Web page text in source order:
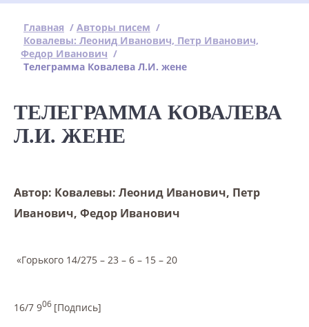
Главная / Авторы писем /
Ковалевы: Леонид Иванович, Петр Иванович,
Федор Иванович /
Телеграмма Ковалева Л.И. жене
ТЕЛЕГРАММА КОВАЛЕВА
Л.И. ЖЕНЕ
Автор: Ковалевы: Леонид Иванович, Петр
Иванович, Федор Иванович
«Горького 14/275 – 23 – 6 – 15 – 20
16/7 906 [Подпись]